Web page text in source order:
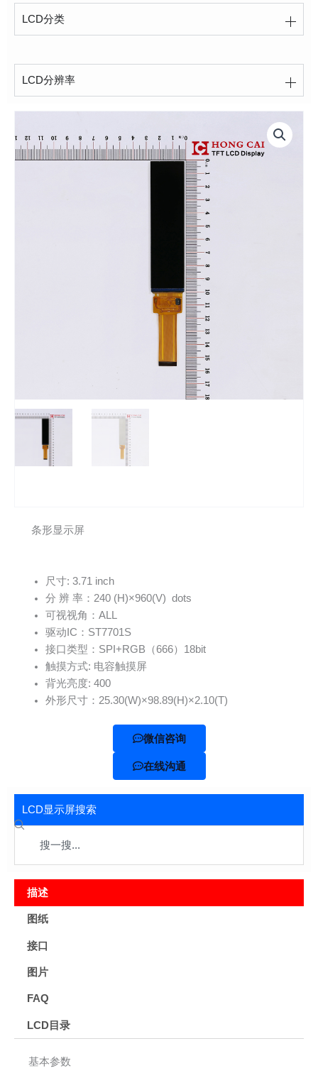
LCD分类
LCD分辨率
条形显示屏
尺寸: 3.71 inch
分 辨 率：240 (H)×960(V) dots
可视视角：ALL
驱动IC：ST7701S
接口类型：SPI+RGB（666）18bit
触摸方式: 电容触摸屏
背光亮度: 400
外形尺寸：25.30(W)×98.89(H)×2.10(T)
微信咨询
在线沟通
LCD显示屏搜索
Search
描述
图纸
接口
图片
FAQ
LCD目录
基本参数